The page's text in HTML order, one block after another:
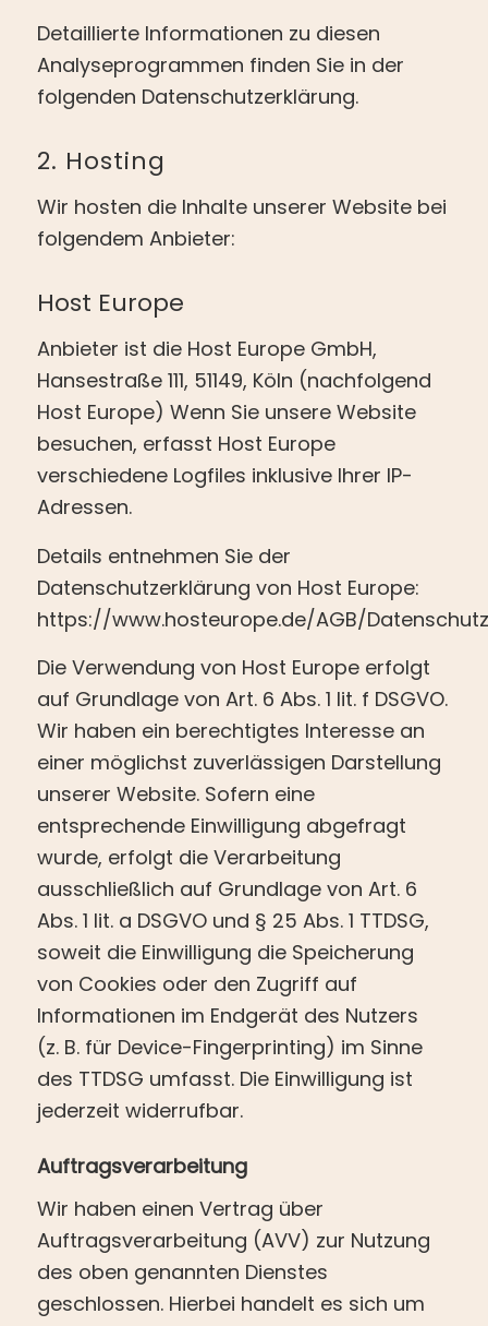
Detaillierte Informationen zu diesen
Analyseprogrammen finden Sie in der
folgenden Datenschutzerklärung.
2. Hosting
Wir hosten die Inhalte unserer Website bei
folgendem Anbieter:
Host Europe
Anbieter ist die Host Europe GmbH,
Hansestraße 111, 51149, Köln (nachfolgend
Host Europe) Wenn Sie unsere Website
besuchen, erfasst Host Europe
verschiedene Logfiles inklusive Ihrer IP-
Adressen.
Details entnehmen Sie der
Datenschutzerklärung von Host Europe:
https://www.hosteurope.de/AGB/
Die Verwendung von Host Europe erfolgt
auf Grundlage von Art. 6 Abs. 1 lit. f DSGVO.
Wir haben ein berechtigtes Interesse an
einer möglichst zuverlässigen Darstellung
unserer Website. Sofern eine
entsprechende Einwilligung abgefragt
wurde, erfolgt die Verarbeitung
ausschließlich auf Grundlage von Art. 6
Abs. 1 lit. a DSGVO und § 25 Abs. 1 TTDSG,
soweit die Einwilligung die Speicherung
von Cookies oder den Zugriff auf
Informationen im Endgerät des Nutzers
(z. B. für Device-Fingerprinting) im Sinne
des TTDSG umfasst. Die Einwilligung ist
jederzeit widerrufbar.
Auftragsverarbeitung
Wir haben einen Vertrag über
Auftragsverarbeitung (AVV) zur Nutzung
des oben genannten Dienstes
geschlossen. Hierbei handelt es sich um